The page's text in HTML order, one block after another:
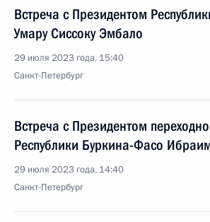
Встреча с Президентом
Умару Сиссоку Эмбало
29 июля 2023 года, 15:40
Санкт-Петербург
Встреча с Президентом
Республики Буркина-Фасо
29 июля 2023 года, 14:40
Санкт-Петербург